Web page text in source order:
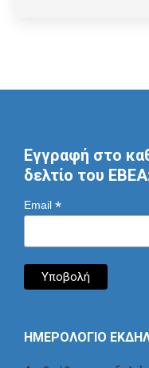
Εγγραφή στο
δελτίο του
Email *
ΗΜΕΡΟΛΟΓΙΟ